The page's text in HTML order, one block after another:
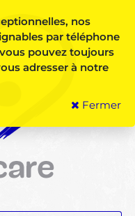
nos
par téléphone
pouvez toujours
adresser à notre
Fermer